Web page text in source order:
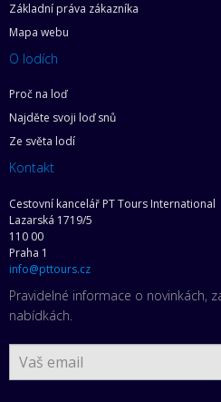
Základní práva zákazníka
Mapa webu
O lodích
Proč na loď
Najděte svoji loď snů
Ze světa lodí
Kontakt
Cestovní kancelář PT Tours International
Lazarská 1719/5
110 00
Praha 1
info@pttours.cz
Pravidelné informace o novinkách,
nabídkách.